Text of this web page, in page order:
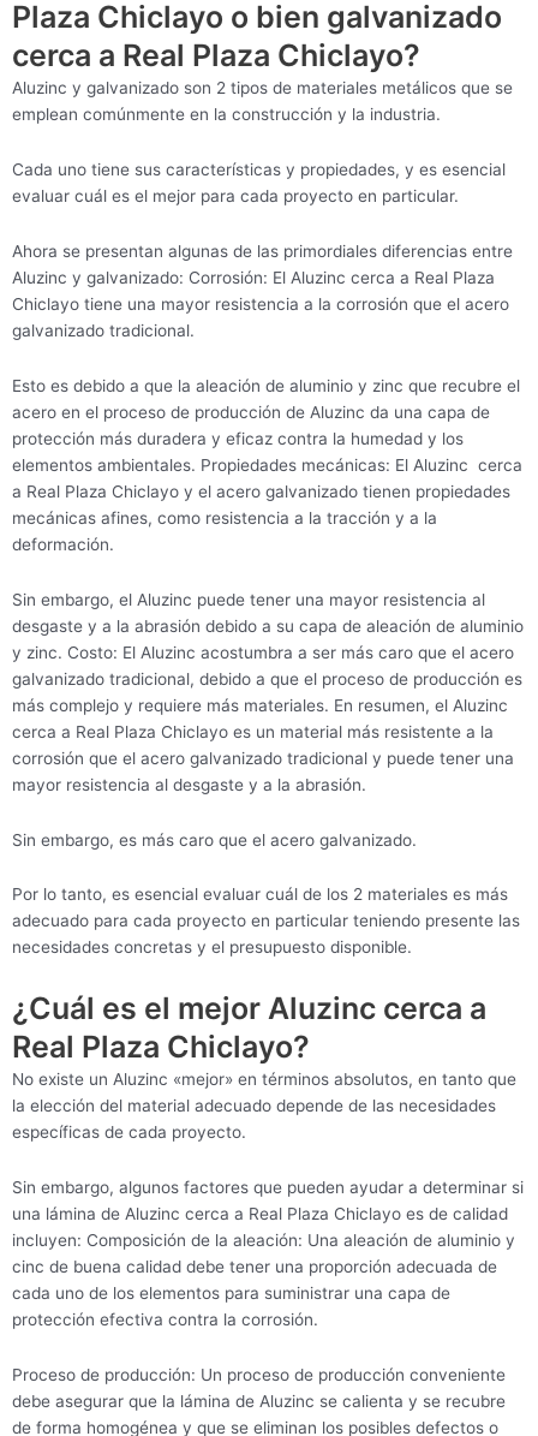
Plaza Chiclayo o bien galvanizado
cerca a Real Plaza Chiclayo?
Aluzinc y galvanizado son 2 tipos de materiales metálicos que se
emplean comúnmente en la construcción y la industria.
Cada uno tiene sus características y propiedades, y es esencial
evaluar cuál es el mejor para cada proyecto en particular.
Ahora se presentan algunas de las primordiales diferencias entre
Aluzinc y galvanizado: Corrosión: El Aluzinc cerca a Real Plaza
Chiclayo tiene una mayor resistencia a la corrosión que el acero
galvanizado tradicional.
Esto es debido a que la aleación de aluminio y zinc que recubre el
acero en el proceso de producción de Aluzinc da una capa de
protección más duradera y eficaz contra la humedad y los
elementos ambientales. Propiedades mecánicas: El Aluzinc cerca
a Real Plaza Chiclayo y el acero galvanizado tienen propiedades
mecánicas afines, como resistencia a la tracción y a la
deformación.
Sin embargo, el Aluzinc puede tener una mayor resistencia al
desgaste y a la abrasión debido a su capa de aleación de aluminio
y zinc. Costo: El Aluzinc acostumbra a ser más caro que el acero
galvanizado tradicional, debido a que el proceso de producción es
más complejo y requiere más materiales. En resumen, el Aluzinc
cerca a Real Plaza Chiclayo es un material más resistente a la
corrosión que el acero galvanizado tradicional y puede tener una
mayor resistencia al desgaste y a la abrasión.
Sin embargo, es más caro que el acero galvanizado.
Por lo tanto, es esencial evaluar cuál de los 2 materiales es más
adecuado para cada proyecto en particular teniendo presente las
necesidades concretas y el presupuesto disponible.
¿Cuál es el mejor Aluzinc cerca a
Real Plaza Chiclayo?
No existe un Aluzinc «mejor» en términos absolutos, en tanto que
la elección del material adecuado depende de las necesidades
específicas de cada proyecto.
Sin embargo, algunos factores que pueden ayudar a determinar si
una lámina de Aluzinc cerca a Real Plaza Chiclayo es de calidad
incluyen: Composición de la aleación: Una aleación de aluminio y
cinc de buena calidad debe tener una proporción adecuada de
cada uno de los elementos para suministrar una capa de
protección efectiva contra la corrosión.
Proceso de producción: Un proceso de producción conveniente
debe asegurar que la lámina de Aluzinc se calienta y se recubre
de forma homogénea y que se eliminan los posibles defectos o